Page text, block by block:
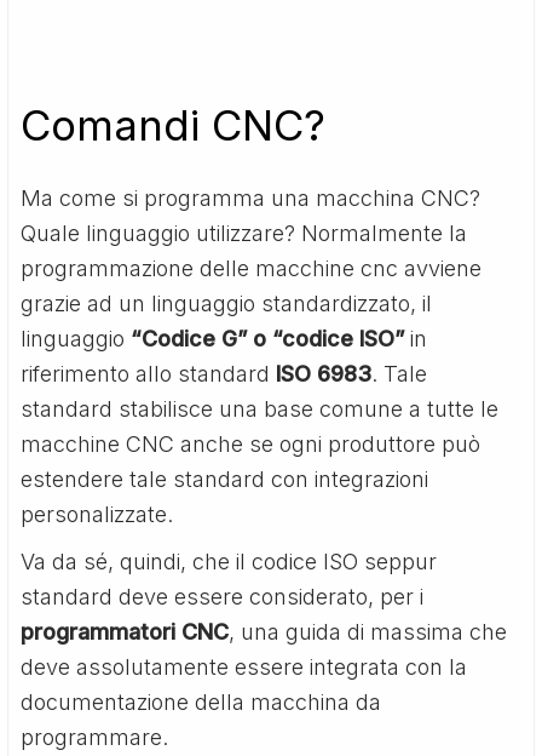
Comandi CNC?
Ma come si programma una macchina CNC?
Quale linguaggio utilizzare? Normalmente la
programmazione delle macchine cnc avviene
grazie ad un linguaggio standardizzato, il
linguaggio “Codice G” o “codice ISO”in
riferimento allo standard ISO 6983. Tale
standard stabilisce una base comune a tutte le
macchine CNC anche se ogni produttore può
estendere tale standard con integrazioni
personalizzate.
Va da sé, quindi, che il codice ISO seppur
standard deve essere considerato, per i
programmatori CNC, una guida di massima che
deve assolutamente essere integrata con la
documentazione della macchina da
programmare.